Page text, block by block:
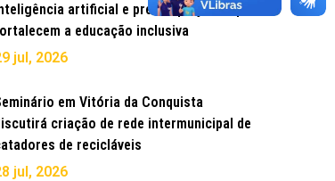
artificial e premia projetos que
a educação inclusiva
jul, 2026
em Vitória da Conquista
criação de rede intermunicipal de
de recicláveis
jul, 2026